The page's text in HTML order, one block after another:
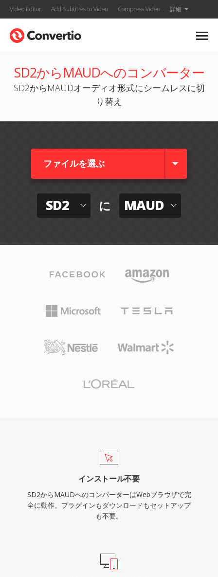
Video Editor Add Subtitles to Video Compress Video 詳細
SD2からMAUDへのコンバーター
SD2からMAUDオーディオ形式にシームレスに切
り替え
ファイルを選ぶ
SD2 に MAUD
インストール不要
SD2からMAUDへのコンバーターはWebブラウザで完
全に動作。プラグインもダウンロードもセットアップ
も不要。